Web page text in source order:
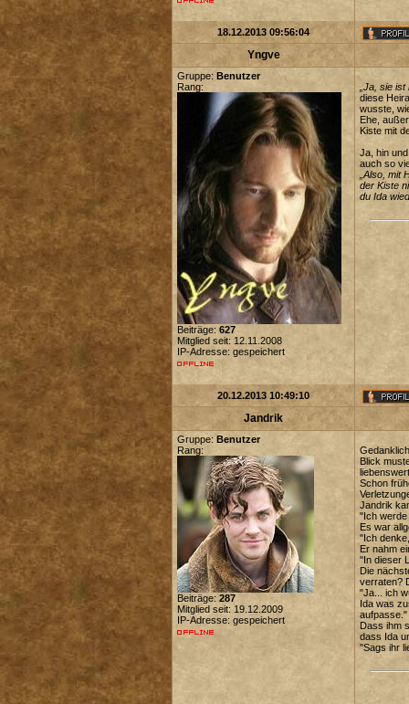
18.12.2013 09:56:04
Yngve
Gruppe: Benutzer
Rang:
Beiträge: 627
Mitglied seit: 12.11.2008
IP-Adresse: gespeichert
„Ja, sie
diese
wusste,
Ehe,
Kiste mit
Ja, hin
auch so
„Also, mit
der Kiste
du Ida
20.12.2013 10:49:10
Jandrik
Gruppe: Benutzer
Rang:
Beiträge: 287
Mitglied seit: 19.12.2009
IP-Adresse: gespeichert
Blick
Schon
Jandrik
"Ich werde
Es war
"Ich
Er nahm
"In dieser
Die
verraten?
"Ja... ich
Ida was
aufpasse."
Dass ihm
dass Ida
"Sags ihr